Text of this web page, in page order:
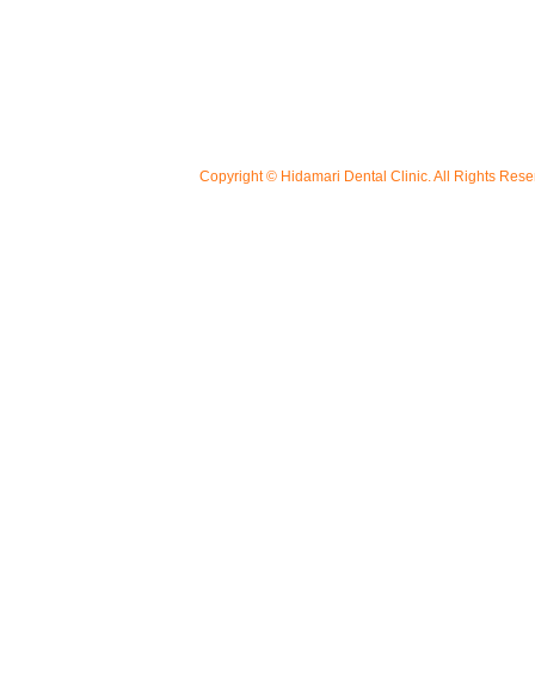
Copyright © Hidamari Dental Clinic. All Rights